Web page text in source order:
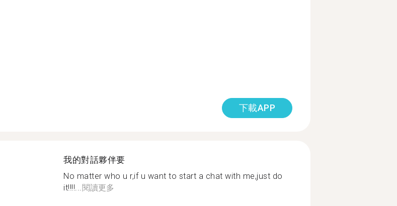
下載APP
我的對話夥伴要
No matter who u r,if u want to start a chat with me,just do
it!!!!...閱讀更多